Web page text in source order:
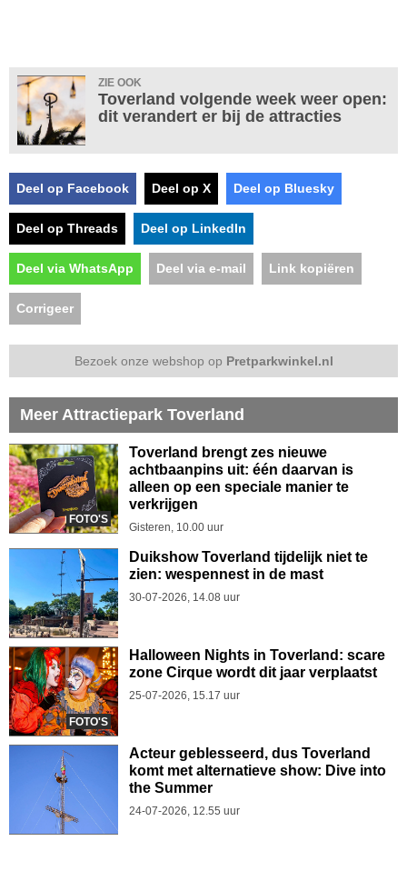
ZIE OOK
Toverland volgende week weer open:
dit verandert er bij de attracties
Deel op Facebook Deel op X Deel op Bluesky
Deel op Threads Deel op LinkedIn
Deel via WhatsApp Deel via e-mail Link kopiëren
Corrigeer
Bezoek onze webshop op Pretparkwinkel.nl
Meer Attractiepark Toverland
FOTO'S
Toverland brengt zes nieuwe
achtbaanpins uit: één daarvan is
alleen op een speciale manier te
verkrijgen
Gisteren, 10.00 uur
Duikshow Toverland tijdelijk niet te
zien: wespennest in de mast
30-07-2026, 14.08 uur
FOTO'S
Halloween Nights in Toverland: scare
zone Cirque wordt dit jaar verplaatst
25-07-2026, 15.17 uur
Acteur geblesseerd, dus Toverland
komt met alternatieve show: Dive into
the Summer
24-07-2026, 12.55 uur